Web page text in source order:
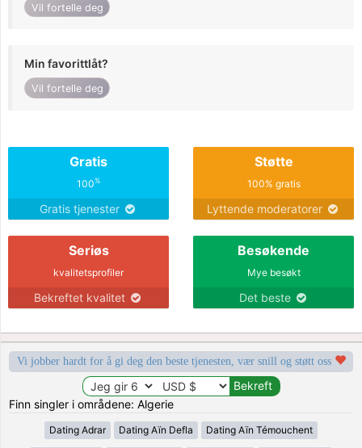
Vil fortelle deg
Min favorittlåt?
Vil fortelle deg
Gratis
100%
Gratis tjenester
Støtte
100% gratis
Lyttende moderatorer
Seriøs
kvalitetsprofiler
Bekreftet kvalitet
Besøkende
Mye besøkt
Det beste
Vi jobber hardt for å gi deg den beste tjenesten, vær snill og støtt oss
Finn singler i områdene: Algerie
Dating Adrar Dating Aïn Defla Dating Aïn Témouchent